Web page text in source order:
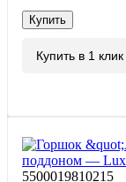
Купить
Купить в 1 клик
5500019810215